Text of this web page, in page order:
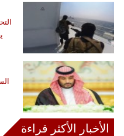
الأخبار الأكثر قراءة